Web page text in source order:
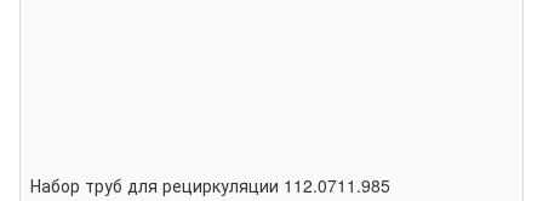
Набор труб для рециркуляции 112.0711.985